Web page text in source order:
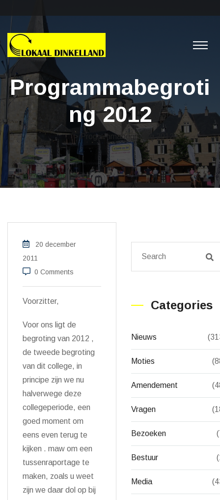
Programmabegroti
ng 2012
Nieuws> Programmabegroting 2012
20 december
2011
0 Comments
Voorzitter,
Voor ons ligt de
begroting van 2012 ,
de tweede begroting
van dit college, in
principe zijn we nu
halverwege deze
collegeperiode, een
goed moment om
eens even terug te
kijken . maw om een
tussenraportage te
maken, zoals u weet
zijn we daar dol op bij
Categories
Nieuws
Moties
Amendement
Vragen
Bezoeken
Bestuur
Media